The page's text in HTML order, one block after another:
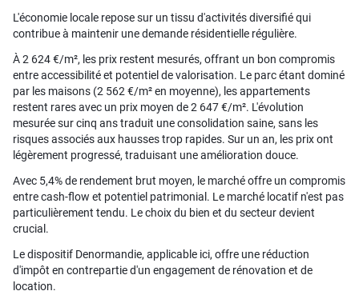
L'économie locale repose sur un tissu d'activités diversifié qui
contribue à maintenir une demande résidentielle régulière.
À 2 624 €/m², les prix restent mesurés, offrant un bon compromis
entre accessibilité et potentiel de valorisation. Le parc étant dominé
par les maisons (2 562 €/m² en moyenne), les appartements
restent rares avec un prix moyen de 2 647 €/m². L'évolution
mesurée sur cinq ans traduit une consolidation saine, sans les
risques associés aux hausses trop rapides. Sur un an, les prix ont
légèrement progressé, traduisant une amélioration douce.
Avec 5,4% de rendement brut moyen, le marché offre un compromis
entre cash-flow et potentiel patrimonial. Le marché locatif n'est pas
particulièrement tendu. Le choix du bien et du secteur devient
crucial.
Le dispositif Denormandie, applicable ici, offre une réduction
d'impôt en contrepartie d'un engagement de rénovation et de
location.